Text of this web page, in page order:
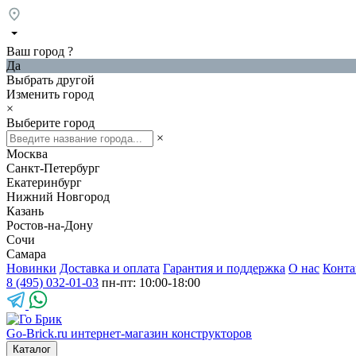
Ваш город ?
Да
Выбрать другой
Изменить город
×
Выберите город
×
Москва
Санкт-Петербург
Екатеринбург
Нижний Новгород
Казань
Ростов-на-Дону
Сочи
Самара
Новинки Доставка и оплата Гарантия и поддержка О нас
8 (495) 032-01-03 пн-пт: 10:00-18:00
Go-Brick.ru интернет-магазин конструкторов
Каталог